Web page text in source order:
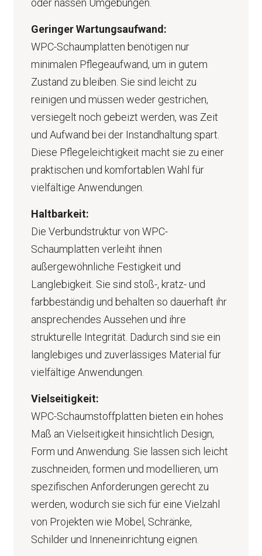
oder nassen Umgebungen.
Geringer Wartungsaufwand:
WPC-Schaumplatten benötigen nur
minimalen Pflegeaufwand, um in gutem
Zustand zu bleiben. Sie sind leicht zu
reinigen und müssen weder gestrichen,
versiegelt noch gebeizt werden, was Zeit
und Aufwand bei der Instandhaltung spart.
Diese Pflegeleichtigkeit macht sie zu einer
praktischen und komfortablen Wahl für
vielfältige Anwendungen.
Haltbarkeit:
Die Verbundstruktur von WPC-
Schaumplatten verleiht ihnen
außergewöhnliche Festigkeit und
Langlebigkeit. Sie sind stoß-, kratz- und
farbbeständig und behalten so dauerhaft ihr
ansprechendes Aussehen und ihre
strukturelle Integrität. Dadurch sind sie ein
langlebiges und zuverlässiges Material für
vielfältige Anwendungen.
Vielseitigkeit:
WPC-Schaumstoffplatten bieten ein hohes
Maß an Vielseitigkeit hinsichtlich Design,
Form und Anwendung. Sie lassen sich leicht
zuschneiden, formen und modellieren, um
spezifischen Anforderungen gerecht zu
werden, wodurch sie sich für eine Vielzahl
von Projekten wie Möbel, Schränke,
Schilder und Inneneinrichtung eignen.